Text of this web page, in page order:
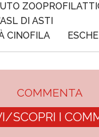
DI ASTI
CINOFILA
COMMENTA
SCOPRI I